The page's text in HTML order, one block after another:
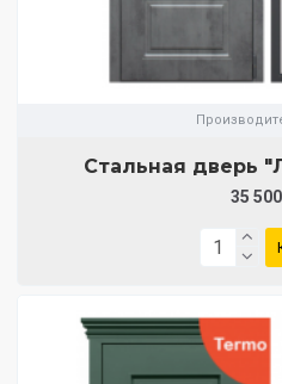
Стальная дверь
35